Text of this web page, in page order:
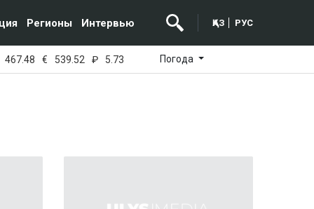
Регионы Интервью ҚАЗ РУС
467.48 € 539.52 ₽ 5.73 Погода